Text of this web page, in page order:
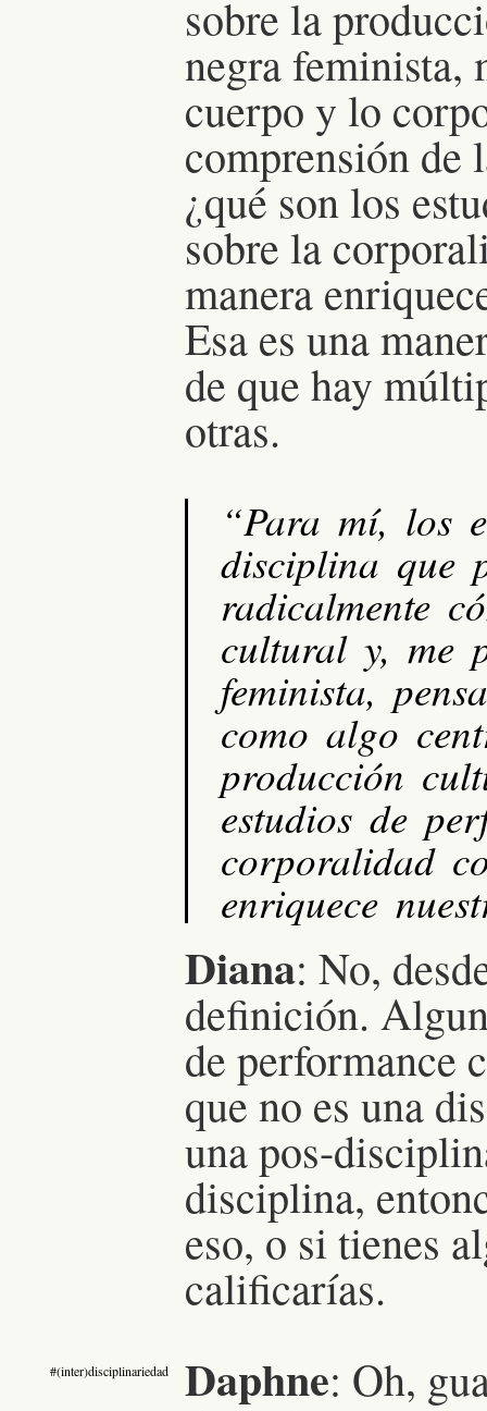
sobre la
negra feminista,
cuerpo y lo
comprensión de
¿qué son los
sobre la
manera
Esa es una
de que hay
otras.
“Para mí, los
disciplina que
radicalmente
cultural y, me
feminista,
como algo
producción
estudios de
corporalidad
enriquece
Diana: No,
definición.
de performance
que no es una
una pos-
disciplina,
eso, o si tienes
calificarías.
#(inter)disciplinariedad Daphne: Oh,